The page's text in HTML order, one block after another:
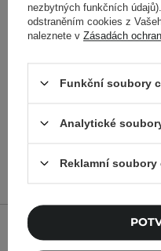
The Ordinary -
Niacinamide 10% + Zinc
1% - Sérum s 10%
zinkem - 30 ml
POPIS
nezbytných funkčních
odstraněním cookies z
naleznete v Zásadách
Funkční soubory
Analytické
Reklamní soubory